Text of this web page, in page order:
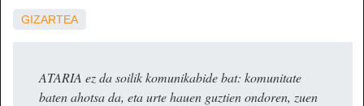
GIZARTEA
ATARIA ez da soilik komunikabide bat: komunitate
baten ahotsa da, eta urte hauen guztien ondoren, zuen